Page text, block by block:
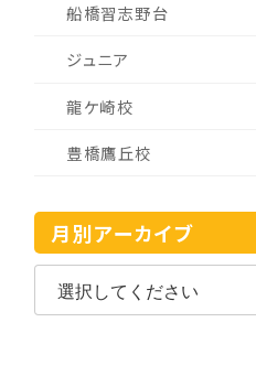
船橋習志野台
ジュニア
龍ケ崎校
豊橋鷹丘校
月別アーカイブ